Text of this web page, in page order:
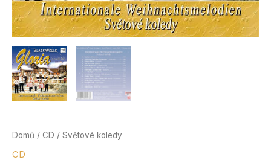
Domů / CD / Světové koledy
CD